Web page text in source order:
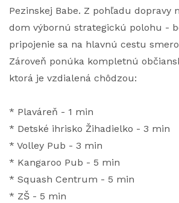
Pezinskej Babe. Z pohľadu dopravy
dom výbornú strategickú polohu -
pripojenie sa na hlavnú cestu
Zároveň ponúka kompletnú
ktorá je vzdialená chôdzou:
* Plaváreň - 1 min
* Detské ihrisko Žihadielko - 3 min
* Volley Pub - 3 min
* Kangaroo Pub - 5 min
* Squash Centrum - 5 min
* ZŠ - 5 min